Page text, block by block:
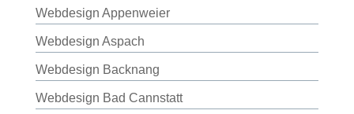
Webdesign Appenweier
Webdesign Aspach
Webdesign Backnang
Webdesign Bad Cannstatt